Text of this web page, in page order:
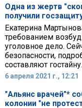
Одна из жертв
получили
Екатерина
требованием
уголовное дело.
безопасности,
составляют гостайну.
6 апреля 2021 г., 12:21
"Альянс врачей"*
колонии "не